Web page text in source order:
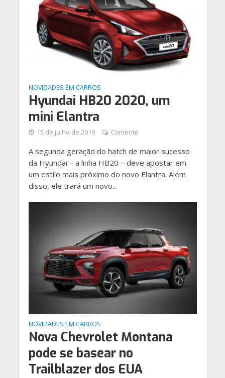
NOVIDADES EM CARROS
Hyundai HB20 2020, um
mini Elantra
15 de julho de 2019 Comente
A segunda geração do hatch de maior sucesso
da Hyundai – a linha HB20 – deve apostar em
um estilo mais próximo do novo Elantra. Além
disso, ele trará um novo...
NOVIDADES EM CARROS
Nova Chevrolet Montana
pode se basear no
Trailblazer dos EUA